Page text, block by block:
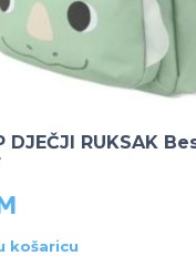
DJEČJI RUKSAK
košaricu